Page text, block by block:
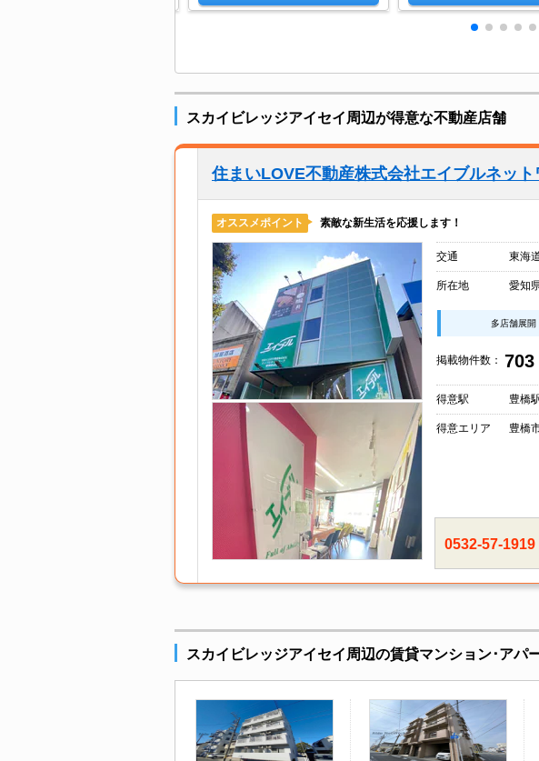
スカイビレッジアイセイ周辺が得意な不動産店舗
住まいLOVE不動産株式会社エイブルネッ
オススメポイント 素敵な新生活を応援します！
交通 東海
所在地 愛知
多店舗展開
掲載物件数： 703
得意駅 豊橋
得意エリア 豊橋
0532-57-1919
スカイビレッジアイセイ周辺の賃貸マンション･アパ